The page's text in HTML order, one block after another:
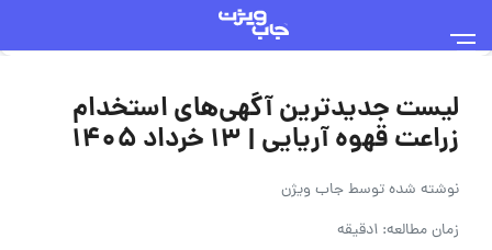
لیست جدیدترین آگهی‌های استخدام
زراعت قهوه آریایی | ۱۳ خرداد ۱۴۰۵
نوشته شده توسطجاب ویژن
زمان مطالعه: 1دقیقه